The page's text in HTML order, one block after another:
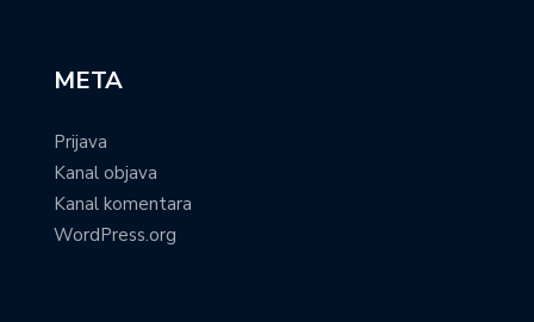
META
Prijava
Kanal objava
Kanal komentara
WordPress.org